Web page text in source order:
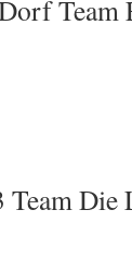
Team
Die